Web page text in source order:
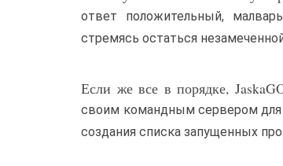
ответ положительный,
стремясь остаться
Если же все в порядке,
своим командным сервером для
создания списка запущенных